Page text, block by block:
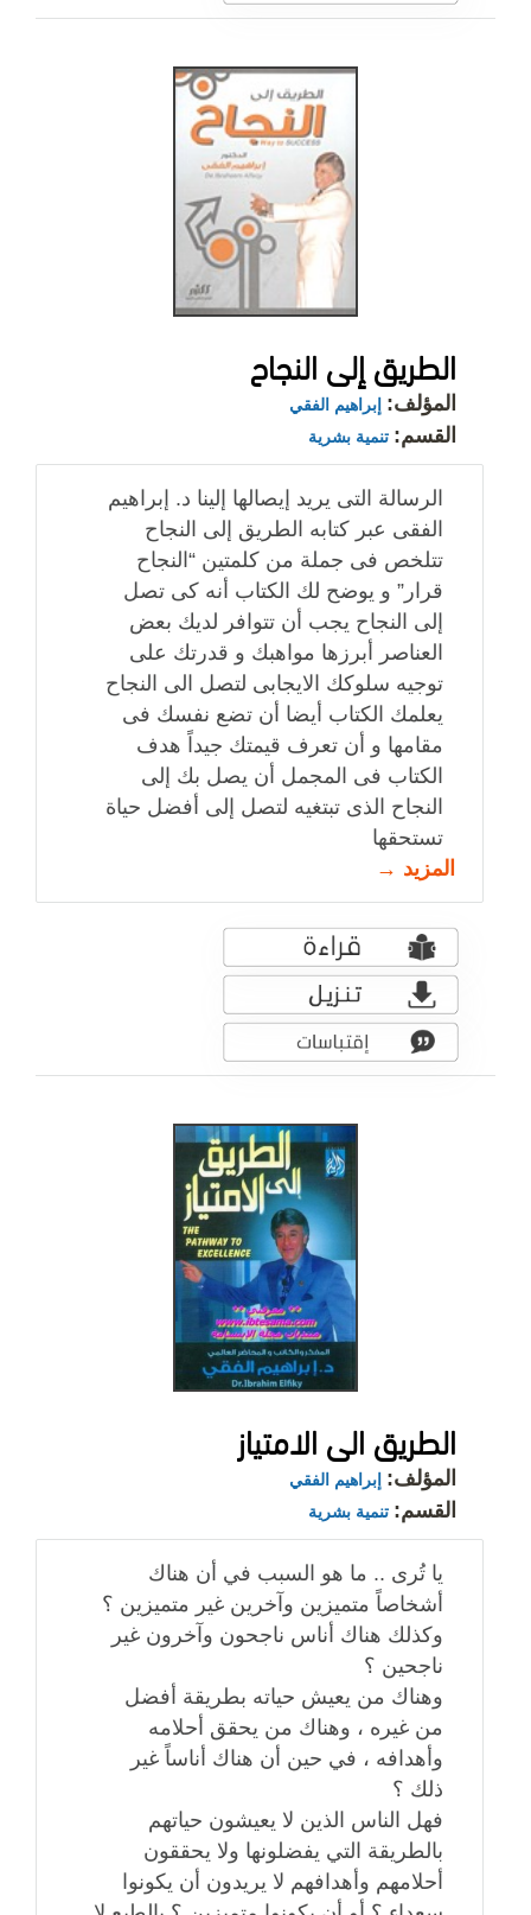
الطريق إلى النجاح
المؤلف: إبراهيم الفقي
القسم: تنمية بشرية
الرسالة التى يريد إيصالها إلينا د. إبراهيم
الفقى عبر كتابه الطريق إلى النجاح
تتلخص فى جملة من كلمتين “النجاح
قرار” و يوضح لك الكتاب أنه كى تصل
إلى النجاح يجب أن تتوافر لديك بعض
العناصر أبرزها مواهبك و قدرتك على
توجيه سلوكك الايجابى لتصل الى النجاح
يعلمك الكتاب أيضا أن تضع نفسك فى
مقامها و أن تعرف قيمتك جيداً هدف
الكتاب فى المجمل أن يصل بك إلى
النجاح الذى تبتغيه لتصل إلى أفضل حياة
تستحقها
المزيد →
الطريق الى الامتياز
المؤلف: إبراهيم الفقي
القسم: تنمية بشرية
يا تُرى .. ما هو السبب في أن هناك
أشخاصاً متميزين وآخرين غير متميزين ؟
وكذلك هناك أناس ناجحون وآخرون غير
ناجحين ؟
وهناك من يعيش حياته بطريقة أفضل
من غيره ، وهناك من يحقق أحلامه
وأهدافه ، في حين أن هناك أناساً غير
ذلك ؟
فهل الناس الذين لا يعيشون حياتهم
بالطريقة التي يفضلونها ولا يحققون
أحلامهم وأهدافهم لا يريدون أن يكونوا